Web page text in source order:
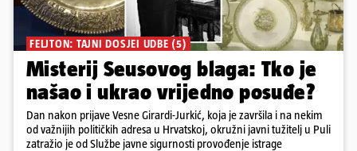
FELJTON: TAJNI DOSJEI UDBE (5)
Misterij Seusovog blaga: Tko je
našao i ukrao vrijedno posuđe?
Dan nakon prijave Vesne Girardi-Jurkić, koja je završila i na nekim
od važnijih političkih adresa u Hrvatskoj, okružni javni tužitelj u Puli
zatražio je od Službe javne sigurnosti provođenje istrage